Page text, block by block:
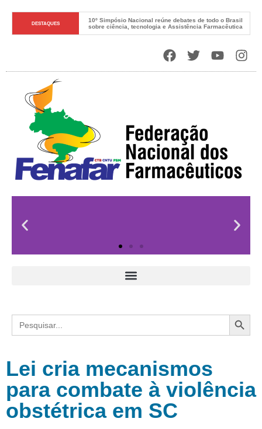
DESTAQUES
10º Simpósio Nacional reúne debates de todo o Brasil
sobre ciência, tecnologia e Assistência Farmacêutica
Search
for:
Lei cria mecanismos
para combate à violência
obstétrica em SC